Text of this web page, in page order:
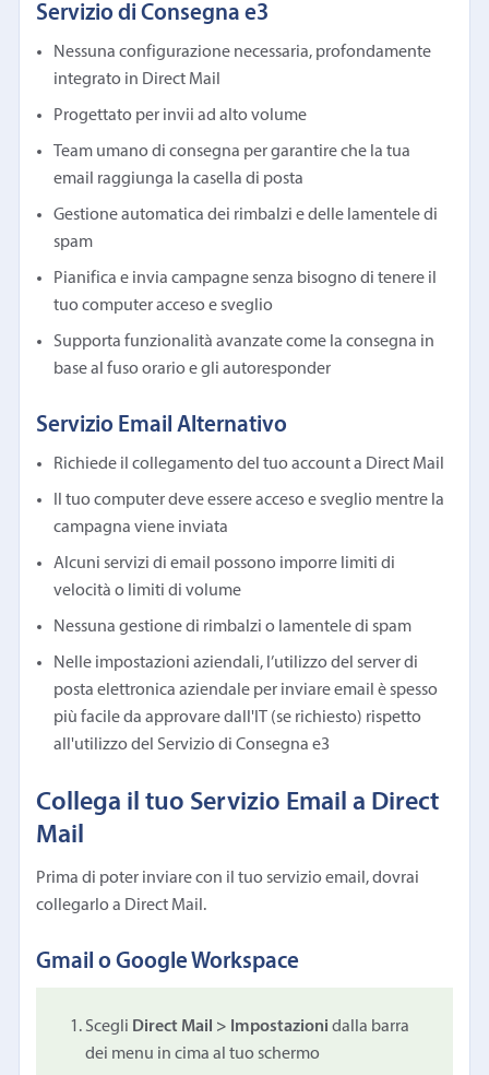
Servizio di Consegna e3
Nessuna configurazione necessaria, profondamente
integrato in Direct Mail
Progettato per invii ad alto volume
Team umano di consegna per garantire che la tua
email raggiunga la casella di posta
Gestione automatica dei rimbalzi e delle lamentele di
spam
Pianifica e invia campagne senza bisogno di tenere il
tuo computer acceso e sveglio
Supporta funzionalità avanzate come la consegna in
base al fuso orario e gli autoresponder
Servizio Email Alternativo
Richiede il collegamento del tuo account a Direct Mail
Il tuo computer deve essere acceso e sveglio mentre la
campagna viene inviata
Alcuni servizi di email possono imporre limiti di
velocità o limiti di volume
Nessuna gestione di rimbalzi o lamentele di spam
Nelle impostazioni aziendali, l’utilizzo del server di
posta elettronica aziendale per inviare email è spesso
più facile da approvare dall'IT (se richiesto) rispetto
all'utilizzo del Servizio di Consegna e3
Collega il tuo Servizio Email a Direct
Mail
Prima di poter inviare con il tuo servizio email, dovrai
collegarlo a Direct Mail.
Gmail o Google Workspace
Scegli Direct Mail > Impostazioni dalla barra
dei menu in cima al tuo schermo